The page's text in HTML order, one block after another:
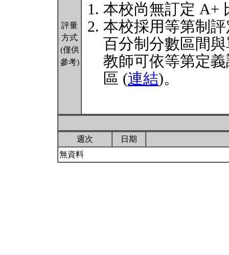
評量
方式
(僅供
參考)
本校尚無訂定 A+
本校採用等第制
百分制分數區間
教師可依等第定
區 (連結)。
週次
日期
無資料